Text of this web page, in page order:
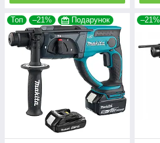
Топ –21% Подарунок –21%